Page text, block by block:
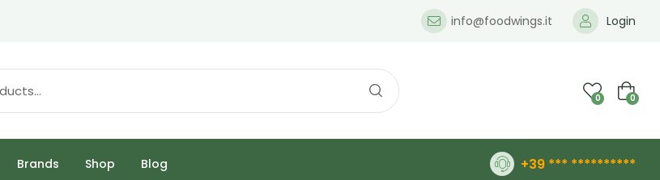
info@foodwings.it Login
0 0
Brands Shop Blog +39 *** **********